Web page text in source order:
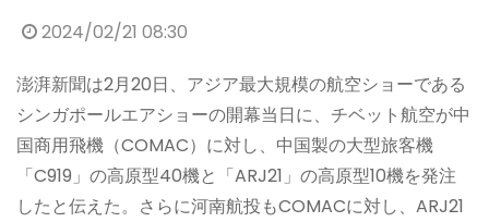
2024/02/21 08:30
澎湃新聞は2月20日、アジア最大規模の航空ショーである
シンガポールエアショーの開幕当日に、チベット航空が中
国商用飛機（COMAC）に対し、中国製の大型旅客機
「C919」の高原型40機と「ARJ21」の高原型10機を発注
したと伝えた。さらに河南航投もCOMACに対し、ARJ21